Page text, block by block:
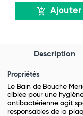
Ajouter
Description
Propriétés
Le Bain de Bouche
ciblée pour une
antibactérienne agit
responsables de la